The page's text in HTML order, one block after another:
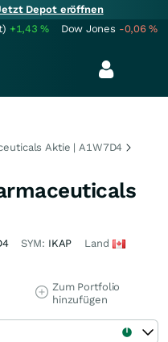
Depot eröffnen
+1,43% Dow Jones -0,06%
Aktie | A1W7D4
SYM: IKAP Land
Zum Portfolio
hinzufügen